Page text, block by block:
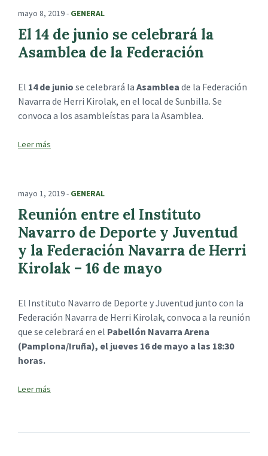
mayo 8, 2019- GENERAL
El 14 de junio se celebrará la
Asamblea de la Federación
El 14 de junio se celebrará la Asamblea de la Federación
Navarra de Herri Kirolak, en el local de Sunbilla. Se
convoca a los asambleístas para la Asamblea.
mayo 1, 2019- GENERAL
Reunión entre el Instituto
Navarro de Deporte y Juventud
y la Federación Navarra de Herri
Kirolak – 16 de mayo
El Instituto Navarro de Deporte y Juventud junto con la
Federación Navarra de Herri Kirolak, convoca a la reunión
que se celebrará en el Pabellón Navarra Arena
(Pamplona/Iruña), el jueves 16 de mayo a las 18:30
horas.